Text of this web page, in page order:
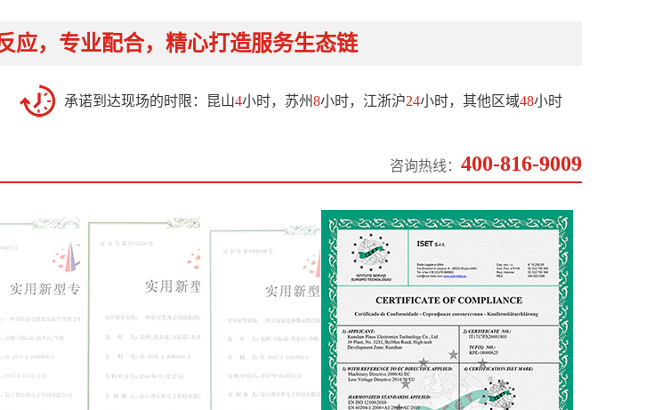
应，专业配合，精心打造服务生态链
承诺到达现场的时限：昆山4小时，苏州8小时，江浙沪24小时，其他区域48小时
咨询热线： 400-816-9009